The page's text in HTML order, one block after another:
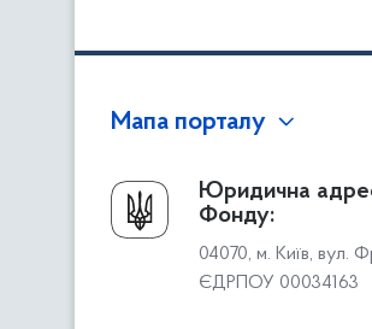
Мапа порталу
Про Фонд
Керівництво
Структура Фонду
Територіальні відділення
Юридична
Фонду:
04070, м. Київ, вул.
ЄДРПОУ 00034163